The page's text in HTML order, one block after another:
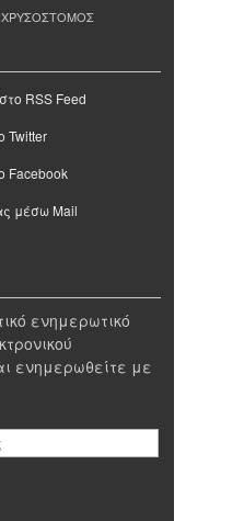
ΧΡΥΣΟΣΤΟΜΟΣ
RSS Feed
Twitter
Facebook
μέσω Mail
ενημερωτικό
ενημερωθείτε με